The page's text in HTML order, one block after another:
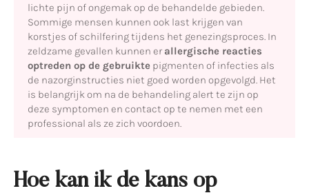
lichte pijn of ongemak op de behandelde gebieden.
Sommige mensen kunnen ook last krijgen van
korstjes of schilfering tijdens het genezingsproces. In
zeldzame gevallen kunnen er allergische reacties
optreden op de gebruikte pigmenten of infecties als
de nazorginstructies niet goed worden opgevolgd. Het
is belangrijk om na de behandeling alert te zijn op
deze symptomen en contact op te nemen met een
professional als ze zich voordoen.
Hoe kan ik de kans op